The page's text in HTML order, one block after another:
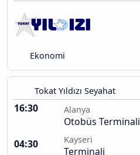
Ekonomi
Tokat Yıldızı Seyahat
16:30 Alanya
Otobüs Terminali
04:30
Kayseri
Terminali